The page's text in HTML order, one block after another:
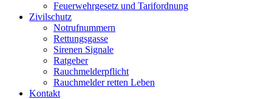
Feuerwehrgesetz und Tarifordnung
Zivilschutz
Notrufnummern
Rettungsgasse
Sirenen Signale
Ratgeber
Rauchmelderpflicht
Rauchmelder retten Leben
Kontakt